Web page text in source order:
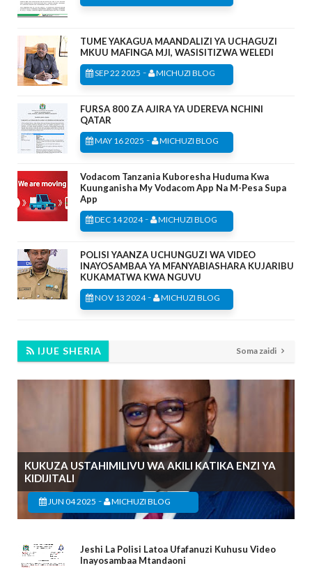
TUME YAKAGUA MAANDALIZI YA UCHAGUZI
MKUU MAFINGA MJI, WASISITIZWA WELEDI
SEP 22 2025 - MICHUZI BLOG
FURSA 800 ZA AJIRA YA UDEREVA NCHINI
QATAR
MAY 16 2025 - MICHUZI BLOG
Vodacom Tanzania Kuboresha Huduma Kwa
Kuunganisha My Vodacom App Na M-Pesa Supa
App
DEC 14 2024- MICHUZI BLOG
POLISI YAANZA UCHUNGUZI WA VIDEO
INAYOSAMBAA YA MFANYABIASHARA KUJARIBU
KUKAMATWA KWA NGUVU
NOV 13 2024- MICHUZI BLOG
IJUE SHERIA Soma zaidi
KUKUZA USTAHIMILIVU WA AKILI KATIKA ENZI YA
KIDIJITALI
JUN 04 2025 - MICHUZI BLOG
Jeshi La Polisi Latoa Ufafanuzi Kuhusu Video
Inayosambaa Mtandaoni